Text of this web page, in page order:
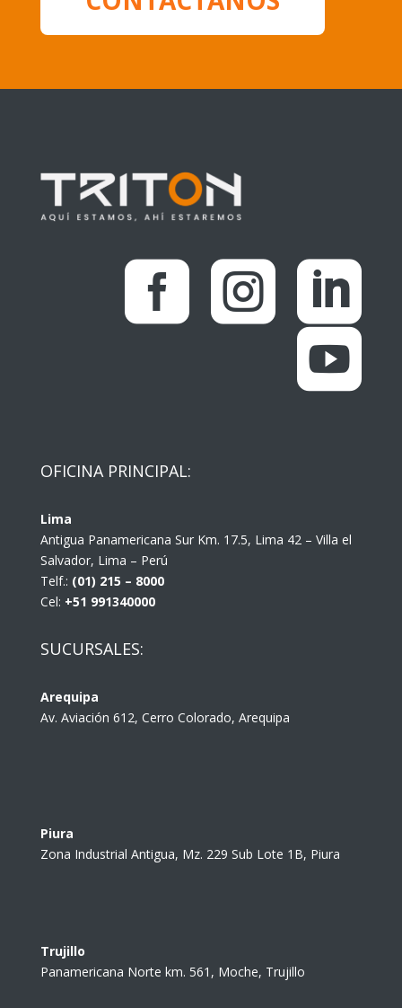
  

OFICINA PRINCIPAL:
Lima
Antigua Panamericana Sur Km. 17.5, Lima 42 – Villa el
Salvador, Lima – Perú
Telf.: (01) 215 – 8000
Cel: +51 991340000
SUCURSALES:
Arequipa
Av. Aviación 612, Cerro Colorado, Arequipa
Piura
Zona Industrial Antigua, Mz. 229 Sub Lote 1B, Piura
Trujillo
Panamericana Norte km. 561, Moche, Trujillo